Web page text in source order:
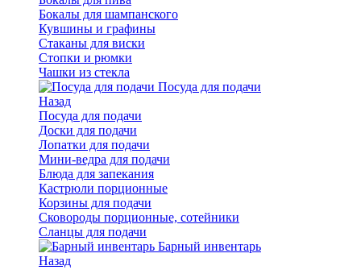
Бокалы для шампанского
Кувшины и графины
Стаканы для виски
Стопки и рюмки
Чашки из стекла
Посуда для подачи
Назад
Посуда для подачи
Доски для подачи
Лопатки для подачи
Мини-ведра для подачи
Блюда для запекания
Кастрюли порционные
Корзины для подачи
Сковороды порционные, сотейники
Сланцы для подачи
Барный инвентарь
Назад